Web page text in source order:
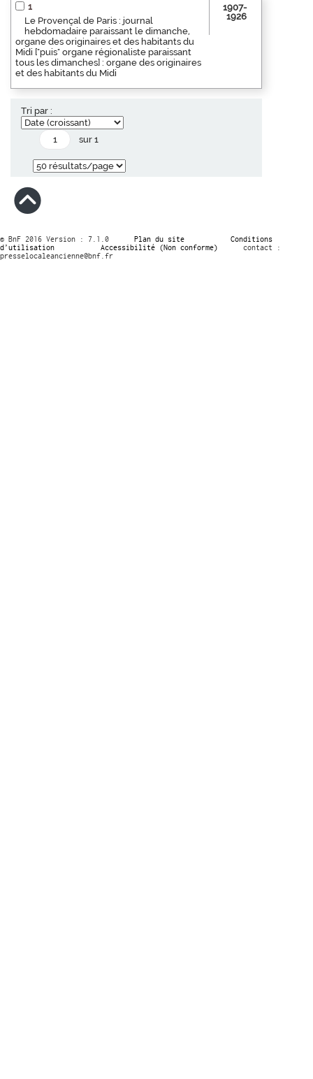
1
Le Provençal de Paris : journal
hebdomadaire paraissant le dimanche,
organe des originaires et des habitants du
Midi ["puis" organe régionaliste paraissant
tous les dimanches] : organe des originaires
et des habitants du Midi
1907-
1926
Tri par :
sur 1
© BnF 2016 Version : 7.1.0 Plan du site
Conditions
d’utilisation
Accessibilité (Non conforme)
contact :
presselocaleancienne@bnf.fr